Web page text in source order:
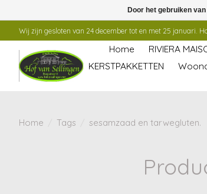
Wij zijn gesloten van 24 december tot en met 25 januari.
Home RIVIERA
KERSTPAKKETTEN
Home Tags sesamzaad en tarwegluten.
Door het gebruiken